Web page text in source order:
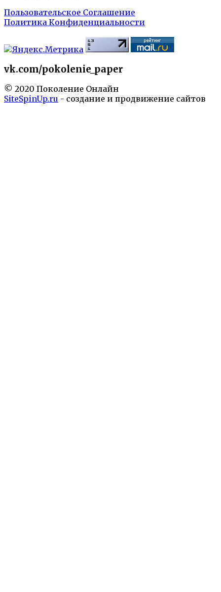
Пользовательское Соглашение
Политика Конфиденциальности
vk.com/pokolenie_paper
© 2020 Поколение Онлайн
SiteSpinUp.ru - создание и продвижение сайтов